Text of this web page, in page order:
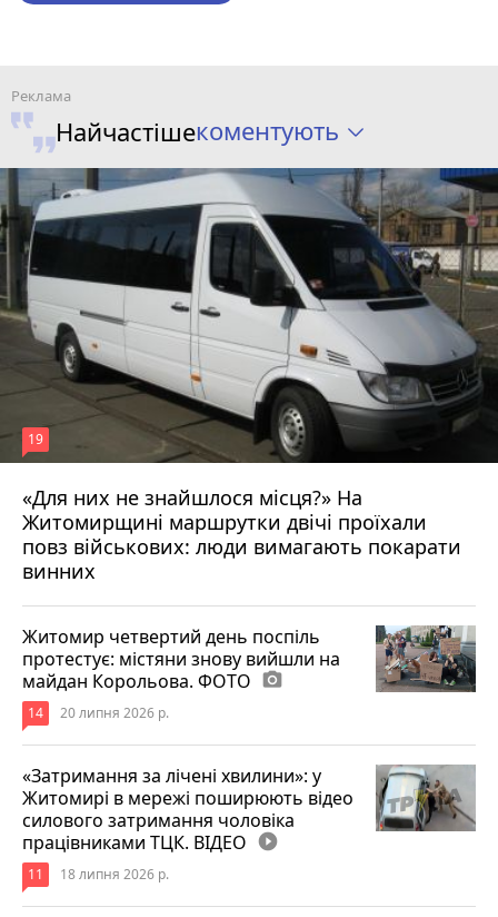
Найчастішекоментують
«Для них не знайшлося місця?» На
Житомирщині маршрутки двічі проїхали
повз військових: люди вимагають покарати
винних
19
17 липня 2026 р.
Житомир четвертий день поспіль
протестує: містяни знову вийшли на
майдан Корольова. ФОТО photo_camera
14 20 липня 2026 р.
«Затримання за лічені хвилини»: у
Житомирі в мережі поширюють відео
силового затримання чоловіка
працівниками ТЦК. ВІДЕО play_circle_filled
11 18 липня 2026 р.